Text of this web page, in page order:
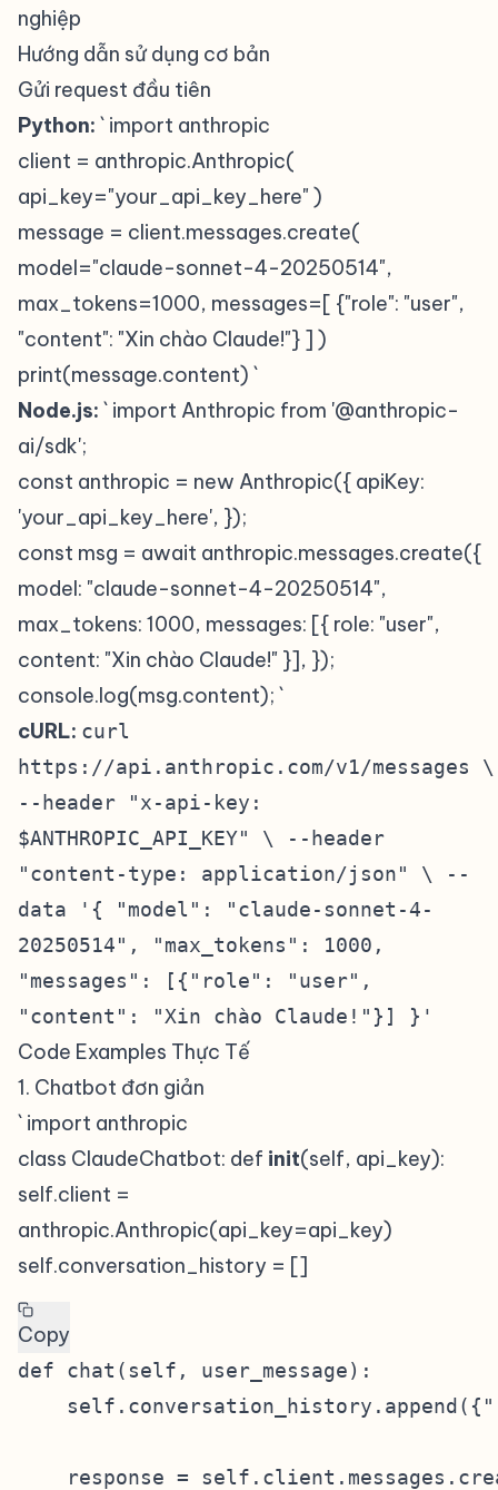
nghiệp
Hướng dẫn sử dụng cơ bản
Gửi request đầu tiên
Python: ` import anthropic
client = anthropic.Anthropic(
api_key="your_api_key_here" )
message = client.messages.create(
model="claude-sonnet-4-20250514",
max_tokens=1000, messages=[ {"role": "user",
"content": "Xin chào Claude!"} ] )
print(message.content) `
Node.js: ` import Anthropic from '@anthropic-
ai/sdk';
const anthropic = new Anthropic({ apiKey:
'your_api_key_here', });
const msg = await anthropic.messages.create({
model: "claude-sonnet-4-20250514",
max_tokens: 1000, messages: [{ role: "user",
content: "Xin chào Claude!" }], });
console.log(msg.content); `
cURL: curl
https://api.anthropic.com/v1/messages \
--header "x-api-key:
$ANTHROPIC_API_KEY" \ --header
"content-type: application/json" \ --
data '{ "model": "claude-sonnet-4-
20250514", "max_tokens": 1000,
"messages": [{"role": "user",
"content": "Xin chào Claude!"}] }'
Code Examples Thực Tế
1. Chatbot đơn giản
` import anthropic
class ClaudeChatbot: def init(self, api_key):
self.client =
anthropic.Anthropic(api_key=api_key)
self.conversation_history = []
Copy
def chat(self, user_message):
response =